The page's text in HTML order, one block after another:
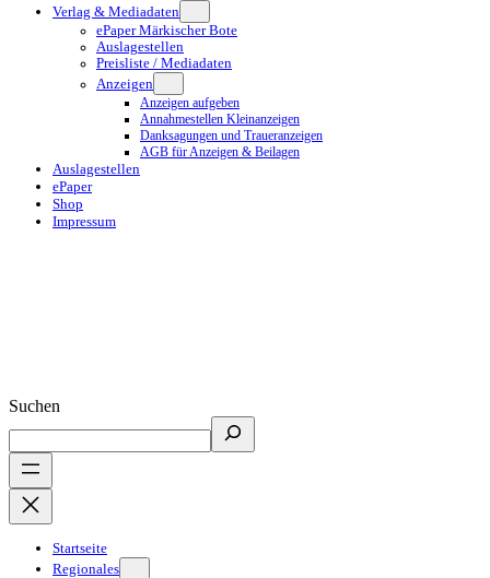
Verlag & Mediadaten
ePaper Märkischer Bote
Auslagestellen
Preisliste / Mediadaten
Anzeigen
Anzeigen aufgeben
Annahmestellen Kleinanzeigen
Danksagungen und Traueranzeigen
AGB für Anzeigen & Beilagen
Auslagestellen
ePaper
Shop
Impressum
Suchen
Startseite
Regionales